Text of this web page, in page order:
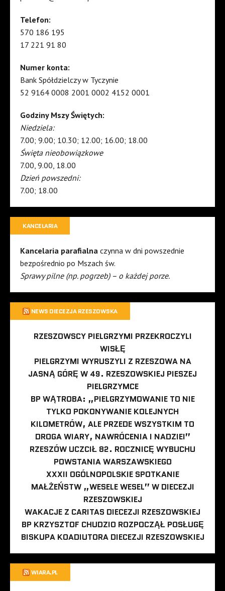
Telefon:
570 186 195
17 221 91 80
Numer konta:
Bank Spółdzielczy w Tyczynie
52 9164 0008 2001 0002 4152 0001
Godziny Mszy Świętych:
Niedziela:
7.00; 9.00; 10.30; 12.00; 16.00; 18.00
Święta nieobowiązkowe
7.00, 9.00, 18.00
Dzień powszedni:
7.00; 18.00
KANCELARIA
Kancelaria parafialna czynna w dni powszednie
bezpośrednio po Mszach św.
Sprawy pilne (np. pogrzeb) – o każdej porze.
NEWS DIECEZJA RZESZOWSKA
RZESZOWSCY PIELGRZYMI PRZEKROCZYLI
WISŁĘ
PIELGRZYMI WYRUSZYLI Z RZESZOWA NA
JASNĄ GÓRĘ W 49. RZESZOWSKIEJ PIESZEJ
PIELGRZYMCE
BP WĄTROBA: „PIELGRZYMOWANIE TO NIE
TYLKO POKONYWANIE KOLEJNYCH
KILOMETRÓW, ALE PRZEDE WSZYSTKIM TO
DROGA WIARY, NAWRÓCENIA I NADZIEI”
RZESZÓW UCZCIŁ 82. ROCZNICĘ WYBUCHU
POWSTANIA WARSZAWSKIEGO
XXXII OGÓLNOPOLSKIE SPOTKANIE
MAŁŻEŃSTW „WESELE WESEL” W DIECEZJI
RZESZOWSKIEJ
WAKACJE Z CARITAS DIECEZJI RZESZOWSKIEJ
BP KRZYSZTOF CHUDZIO ROZPOCZĄŁ POSŁUGĘ
BISKUPA KOADIUTORA DIECEZJI RZESZOWSKIEJ
WIARA.PL